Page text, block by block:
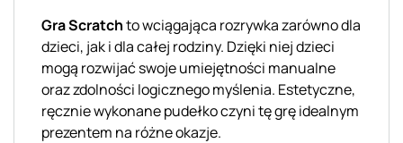
Gra Scratchto wciągająca rozrywka zarówno dla
dzieci, jak i dla całej rodziny. Dzięki niej dzieci
mogą rozwijać swoje umiejętności manualne
oraz zdolności logicznego myślenia. Estetyczne,
ręcznie wykonane pudełko czyni tę grę idealnym
prezentem na różne okazje.